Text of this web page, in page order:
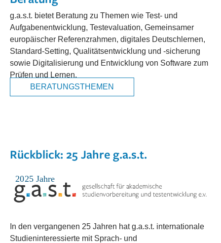
g.a.s.t. bietet Beratung zu Themen wie Test- und
Aufgabenentwicklung, Testevaluation, Gemeinsamer
europäischer Referenzrahmen, digitales Deutschlernen,
Standard-Setting, Qualitätsentwicklung und -sicherung
sowie Digitalisierung und Entwicklung von Software zum
Prüfen und Lernen.
BERATUNGSTHEMEN
Rückblick: 25 Jahre g.a.s.t.
In den vergangenen 25 Jahren hat g.a.s.t. internationale
Studieninteressierte mit Sprach- und